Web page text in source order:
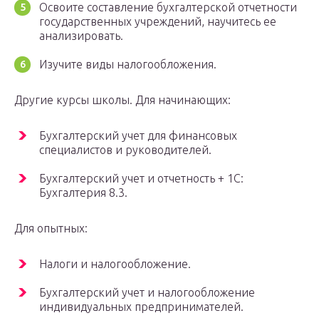
Освоите составление бухгалтерской отчетности
государственных учреждений, научитесь ее
анализировать.
Изучите виды налогообложения.
Другие курсы школы. Для начинающих:
Бухгалтерский учет для финансовых
специалистов и руководителей.
Бухгалтерский учет и отчетность + 1С:
Бухгалтерия 8.3.
Для опытных:
Налоги и налогообложение.
Бухгалтерский учет и налогообложение
индивидуальных предпринимателей.